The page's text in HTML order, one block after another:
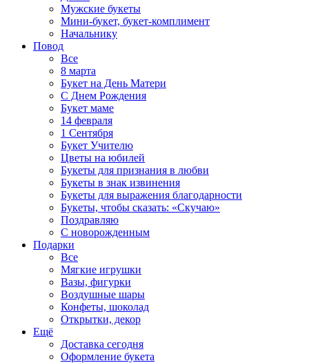
Мужские букеты
Мини-букет, букет-комплимент
Начальнику
Повод
Все
8 марта
Букет на День Матери
С Днем Рождения
Букет маме
14 февраля
1 Сентября
Букет Учителю
Цветы на юбилей
Букеты для признания в любви
Букеты в знак извинения
Букеты для выражения благодарности
Букеты, чтобы сказать: «Скучаю»
Поздравляю
С новорожденным
Подарки
Все
Мягкие игрушки
Вазы, фигурки
Воздушные шары
Конфеты, шоколад
Открытки, декор
Ещё
Доставка сегодня
Оформление букета